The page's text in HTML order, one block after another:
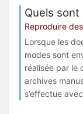
Quels
Reproduire
Lorsque les
modes sont
réalisée par le
archives
s’effectue